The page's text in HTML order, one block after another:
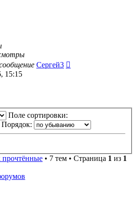
Сергей3
15:15
Поле сортировки:
Порядок:
прочтённые • 7 тем • Страница 1 из 1